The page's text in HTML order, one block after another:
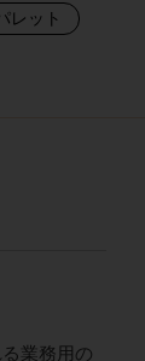
レット
業務用の